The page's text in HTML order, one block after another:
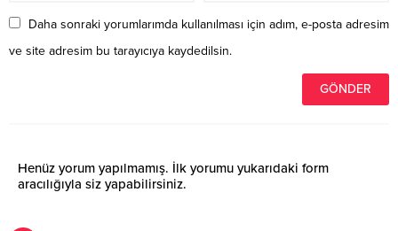
Daha sonraki yorumlarımda kullanılması için adım, e-posta adresim
ve site adresim bu tarayıcıya kaydedilsin.
Henüz yorum yapılmamış. İlk yorumu yukarıdaki form
aracılığıyla siz yapabilirsiniz.